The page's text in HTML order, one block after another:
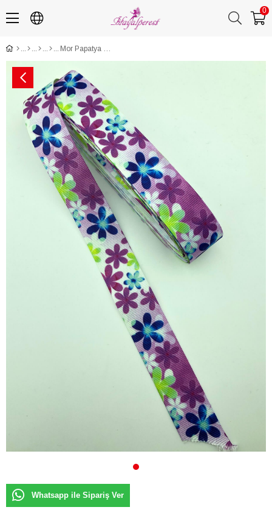
0
Mor Papatya Desenli Grogren Kurdele 10 Mt
Whatsapp ile Sipariş Ver